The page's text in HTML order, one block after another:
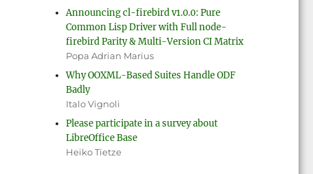
Announcing cl-firebird v1.0.0: Pure
Common Lisp Driver with Full node-
firebird Parity & Multi-Version CI Matrix
Popa Adrian Marius
Why OOXML-Based Suites Handle ODF
Badly
Italo Vignoli
Please participate in a survey about
LibreOffice Base
Heiko Tietze